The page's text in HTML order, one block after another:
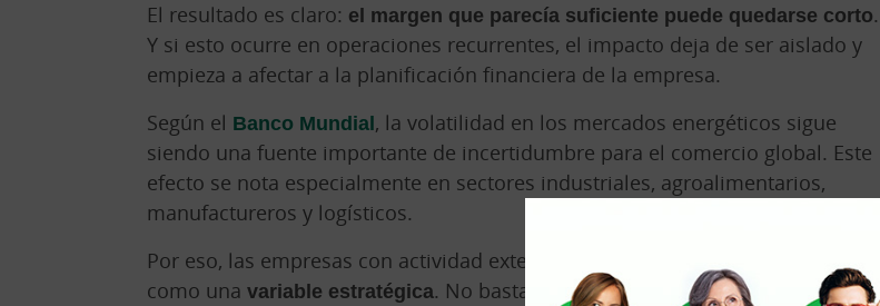
El resultado es claro: el margen que parecía suficiente puede quedarse corto.
Y si esto ocurre en operaciones recurrentes, el impacto deja de ser aislado y
empieza a afectar a la planificación financiera de la empresa.
Según el Banco Mundial, la volatilidad en los mercados energéticos sigue
siendo una fuente importante de incertidumbre para el comercio global. Este
efecto se nota especialmente en sectores industriales, agroalimentarios,
manufactureros y logísticos.
Por eso, las empresas con actividad exterior necesitan analizar la energía
como una variable estratégica. No basta con revisar tarifas cuando el